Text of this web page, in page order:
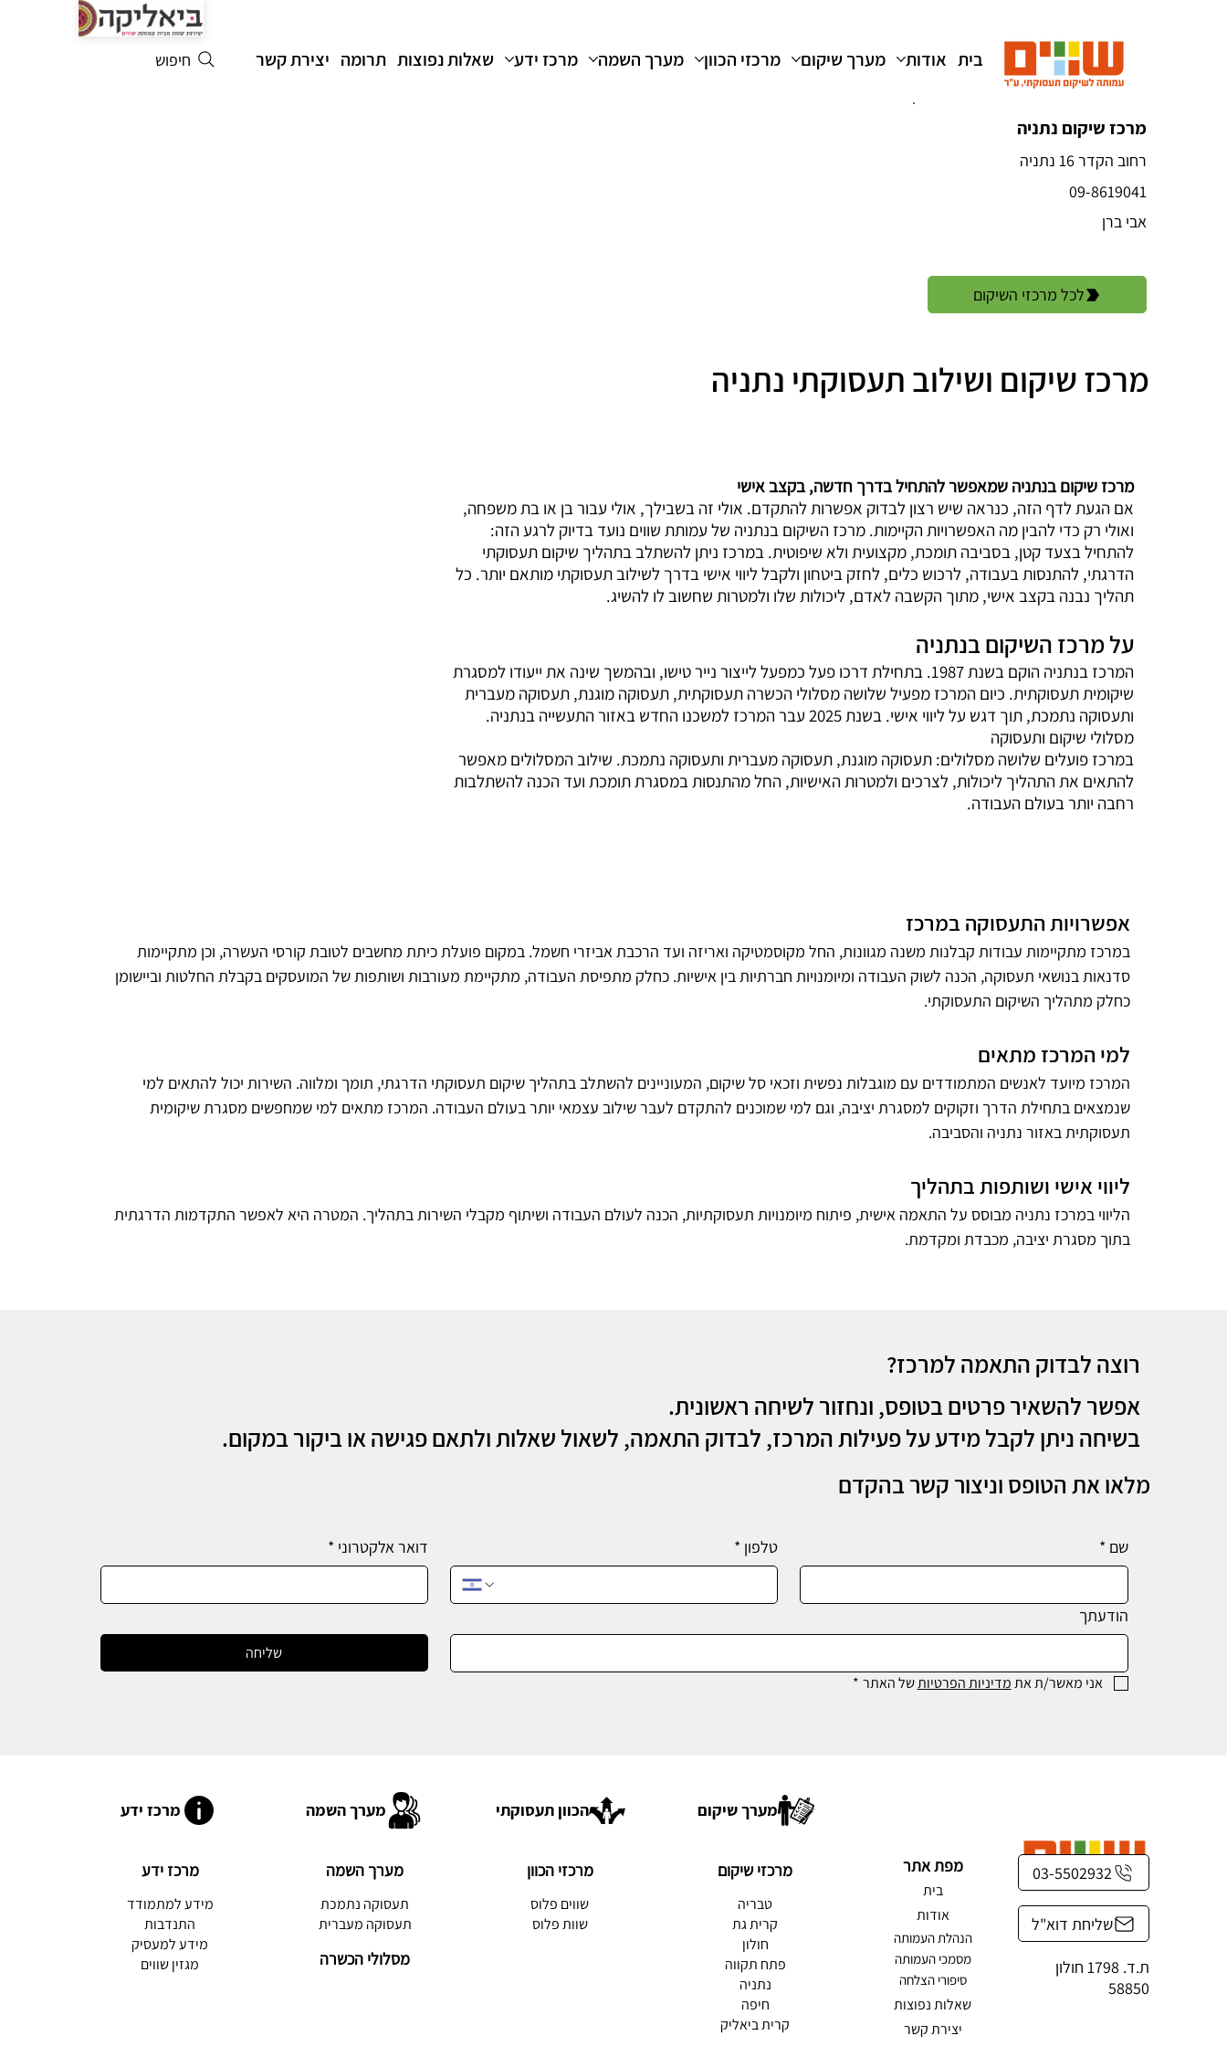
חיפוש בית אודות מערך שיקום מרכזי הכוון מערך השמה מרכז ידע שאלות נפוצות תרומה יצירת קשר
מרכז שיקום נתניה
רחוב הקדר 16 נתניה
09-8619041
אבי ברן
לכל מרכזי השיקום
מרכז שיקום ושילוב תעסוקתי נתניה
מרכז שיקום בנתניה שמאפשר להתחיל בדרך חדשה, בקצב אישי
אם הגעת לדף הזה, כנראה שיש רצון לבדוק אפשרות להתקדם. אולי זה בשבילך, אולי עבור בן או בת משפחה,
ואולי רק כדי להבין מה האפשרויות הקיימות. מרכז השיקום בנתניה של עמותת שווים נועד בדיוק לרגע הזה:
להתחיל בצעד קטן, בסביבה תומכת, מקצועית ולא שיפוטית. במרכז ניתן להשתלב בתהליך שיקום תעסוקתי
הדרגתי, להתנסות בעבודה, לרכוש כלים, לחזק ביטחון ולקבל ליווי אישי בדרך לשילוב תעסוקתי מותאם יותר. כל
תהליך נבנה בקצב אישי, מתוך הקשבה לאדם, ליכולות שלו ולמטרות שחשוב לו להשיג.
על מרכז השיקום בנתניה
המרכז בנתניה הוקם בשנת 1987. בתחילת דרכו פעל כמפעל לייצור נייר טישו, ובהמשך שינה את ייעודו למסגרת
שיקומית תעסוקתית. כיום המרכז מפעיל שלושה מסלולי הכשרה תעסוקתית, תעסוקה מוגנת, תעסוקה מעברית
ותעסוקה נתמכת, תוך דגש על ליווי אישי. בשנת 2025 עבר המרכז למשכנו החדש באזור התעשייה בנתניה.
מסלולי שיקום ותעסוקה
במרכז פועלים שלושה מסלולים: תעסוקה מוגנת, תעסוקה מעברית ותעסוקה נתמכת. שילוב המסלולים מאפשר
להתאים את התהליך ליכולות, לצרכים ולמטרות האישיות, החל מהתנסות במסגרת תומכת ועד הכנה להשתלבות
רחבה יותר בעולם העבודה.
אפשרויות התעסוקה במרכז
במרכז מתקיימות עבודות קבלנות משנה מגוונות, החל מקוסמטיקה ואריזה ועד הרכבת אביזרי חשמל. במקום פועלת כיתת מחשבים לטובת קורסי העשרה, וכן מתקיימות
סדנאות בנושאי תעסוקה, הכנה לשוק העבודה ומיומנויות חברתיות בין אישיות. כחלק מתפיסת העבודה, מתקיימת מעורבות ושותפות של המועסקים בקבלת החלטות וביישומן
כחלק מתהליך השיקום התעסוקתי.
למי המרכז מתאים
המרכז מיועד לאנשים המתמודדים עם מוגבלות נפשית וזכאי סל שיקום, המעוניינים להשתלב בתהליך שיקום תעסוקתי הדרגתי, תומך ומלווה. השירות יכול להתאים למי
שנמצאים בתחילת הדרך וזקוקים למסגרת יציבה, וגם למי שמוכנים להתקדם לעבר שילוב עצמאי יותר בעולם העבודה. המרכז מתאים למי שמחפשים מסגרת שיקומית
תעסוקתית באזור נתניה והסביבה.
ליווי אישי ושותפות בתהליך
הליווי במרכז נתניה מבוסס על התאמה אישית, פיתוח מיומנויות תעסוקתיות, הכנה לעולם העבודה ושיתוף מקבלי השירות בתהליך. המטרה היא לאפשר התקדמות הדרגתית
בתוך מסגרת יציבה, מכבדת ומקדמת.
רוצה לבדוק התאמה למרכז?
אפשר להשאיר פרטים בטופס, ונחזור לשיחה ראשונית.
בשיחה ניתן לקבל מידע על פעילות המרכז, לבדוק התאמה, לשאול שאלות ולתאם פגישה או ביקור במקום.
מלאו את הטופס וניצור קשר בהקדם
שם * טלפון * דואר אלקטרוני *
הודעתך
שליחה
אני מאשר/ת את מדיניות הפרטיות של האתר *
מערך השמה הכוון תעסוקתי מרכז ידע מערך שיקום
מערך השמה
תעסוקה נתמכת
תעסוקה מעברית
מסלולי הכשרה
מרכזי הכוון
שווים פלוס
שוות פלוס
מרכזי שיקום
טבריה
קרית גת
חולון
פתח תקווה
נתניה
חיפה
קרית ביאליק
מרכז ידע
מידע למתמודד
התנדבות
מידע למעסיק
מגזין שווים
03-5502932
שליחת דוא"ל
ת.ד. 1798 חולון
58850
מפת אתר
בית
אודות
הנהלת העמותה
מסמכי העמותה
סיפורי הצלחה
שאלות נפוצות
יצירת קשר